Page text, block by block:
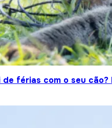
de férias com o seu